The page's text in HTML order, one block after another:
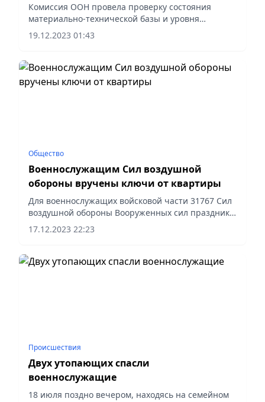
Комиссия ООН провела проверку состояния
материально-технической базы и уровня
подготовки казахстанских военнослужащих,
планирующихся к участию в миротворческих
19.12.2023 01:43
Общество
Военнослужащим Сил воздушной
обороны вручены ключи от квартиры
Для военнослужащих войсковой части 31767 Сил
воздушной обороны Вооруженных сил праздник
независимости совпал с радостным событием.
17.12.2023 22:23
Происшествия
Двух утопающих спасли
военнослужащие
18 июля поздно вечером, находясь на семейном